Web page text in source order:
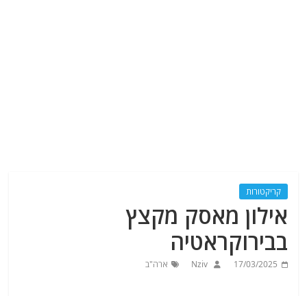
קריקטורות
אילון מאסק מקצץ
בבירוקראטיה
17/03/2025
Nziv ארה"ב